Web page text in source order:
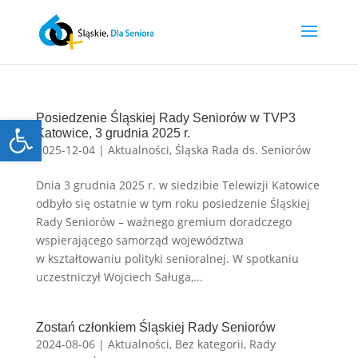
Posiedzenie Śląskiej Rady Seniorów w TVP3
Katowice, 3 grudnia 2025 r.
2025-12-04| Aktualności, Śląska Rada ds. Seniorów
Dnia 3 grudnia 2025 r. w siedzibie Telewizji Katowice
odbyło się ostatnie w tym roku posiedzenie Śląskiej
Rady Seniorów – ważnego gremium doradczego
wspierającego samorząd województwa
w kształtowaniu polityki senioralnej. W spotkaniu
uczestniczył Wojciech Saługa,...
Zostań członkiem Śląskiej Rady Seniorów
2024-08-06| Aktualności, Bez kategorii, Rady
Open toolbar